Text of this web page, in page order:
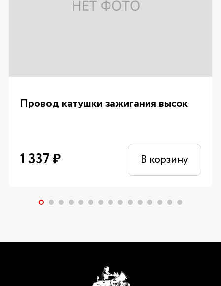
Провод катушки зажигания высок
1 337₽ В корзину